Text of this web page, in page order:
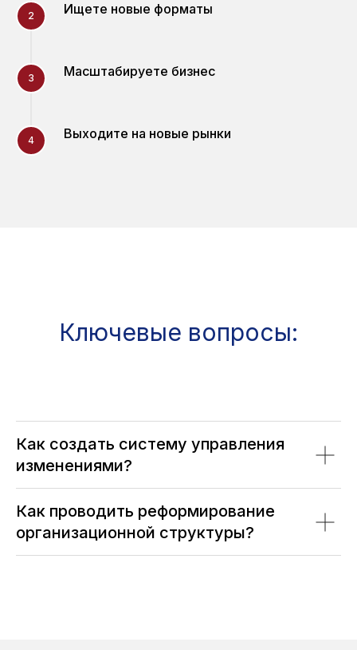
2 Ищете новые форматы
3 Масштабируете бизнес
4 Выходите на новые рынки
Ключевые вопросы:
Как создать систему управления
изменениями?
Как проводить реформирование
организационной структуры?